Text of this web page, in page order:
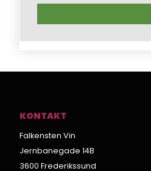
KONTAKT
Falkensten Vin
Jernbanegade 14B
3600 Frederikssund